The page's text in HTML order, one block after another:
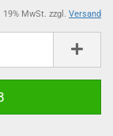
19% MwSt. zzgl. Versand